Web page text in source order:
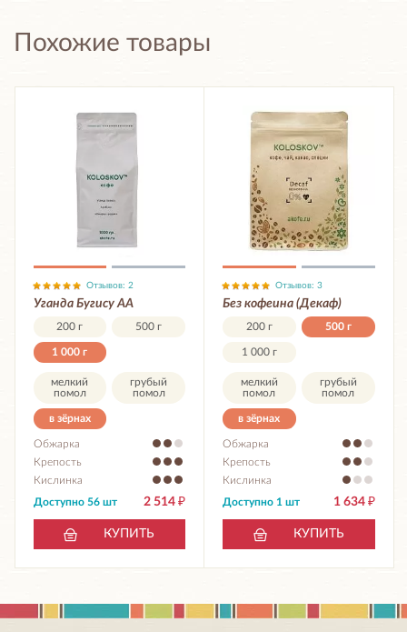
Похожие товары
Отзывов: 2
Уганда Бугису АА
200 г 500 г
1 000 г
мелкий
помол
грубый
помол
в зёрнах
Обжарка
Крепость
Кислинка
2 514 ₽
Доступно 56 шт
КУПИТЬ
Отзывов: 3
Без кофеина (Декаф)
200 г 500 г
1 000 г
мелкий
помол
грубый
помол
в зёрнах
Обжарка
Крепость
Кислинка
1 634 ₽
Доступно 1 шт
КУПИТЬ